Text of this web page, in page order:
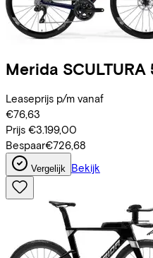
Merida
Leaseprijs p/m vanaf
€76,63
Prijs €3.199,00
Bespaar€726,68
Vergelijk Bekijk